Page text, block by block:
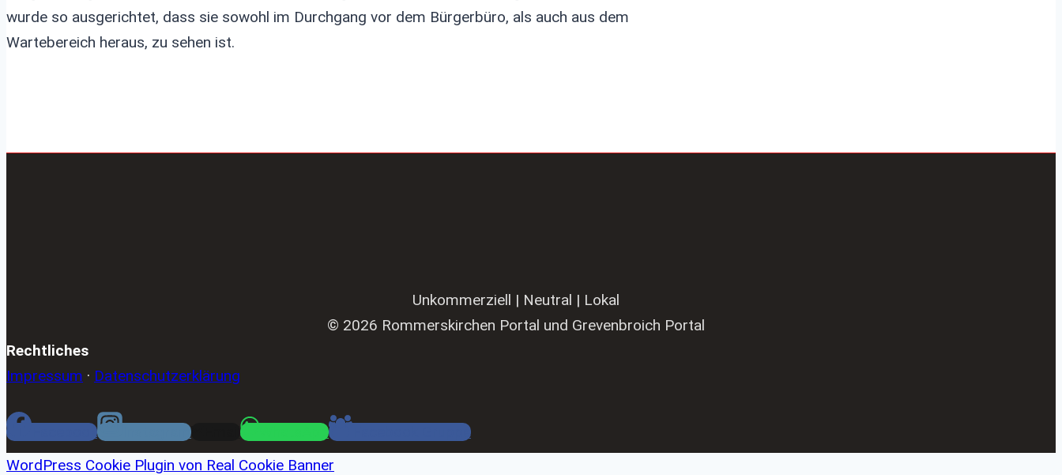
wurde so ausgerichtet, dass sie sowohl im Durchgang vor dem Bürgerbüro, als auch aus dem
Wartebereich heraus, zu sehen ist.
Unkommerziell | Neutral | Lokal
© 2026 Rommerskirchen Portal und Grevenbroich Portal
Rechtliches
Impressum · Datenschutzerklärung
Facebook Instagram WhatsApp
Facebook Gruppe
WordPress Cookie Plugin von Real Cookie Banner